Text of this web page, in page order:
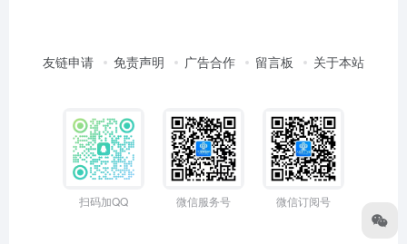
友链申请 免责声明 广告合作 留言板 关于本站
扫码加QQ 微信服务号 微信订阅号